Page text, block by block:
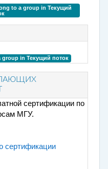
to a group in Текущий
group inТекущий поток
сертификации по
МГУ.
сертификации
Page